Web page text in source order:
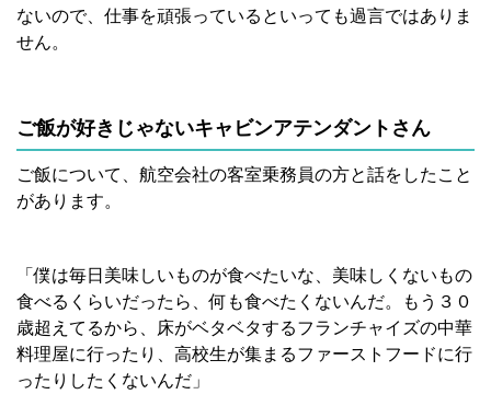
ないので、仕事を頑張っているといっても過言ではありま
せん。
ご飯が好きじゃないキャビンアテンダントさん
ご飯について、航空会社の客室乗務員の方と話をしたこと
があります。
「僕は毎日美味しいものが食べたいな、美味しくないもの
食べるくらいだったら、何も食べたくないんだ。もう３０
歳超えてるから、床がベタベタするフランチャイズの中華
料理屋に行ったり、高校生が集まるファーストフードに行
ったりしたくないんだ」